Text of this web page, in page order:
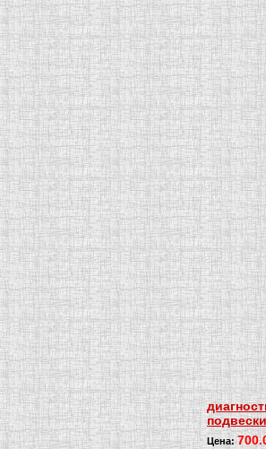
подвески
Цена: